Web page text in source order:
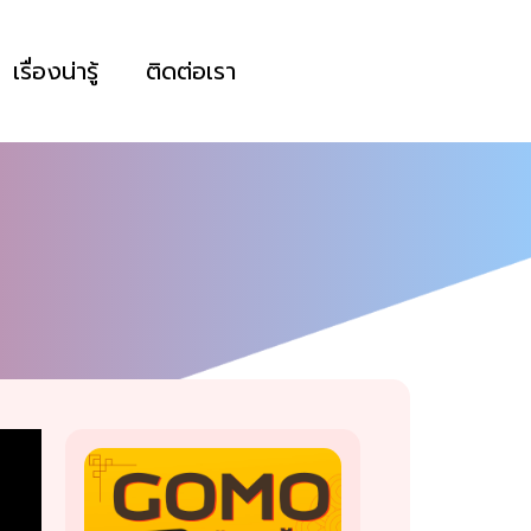
เรื่องน่ารู้ ติดต่อเรา